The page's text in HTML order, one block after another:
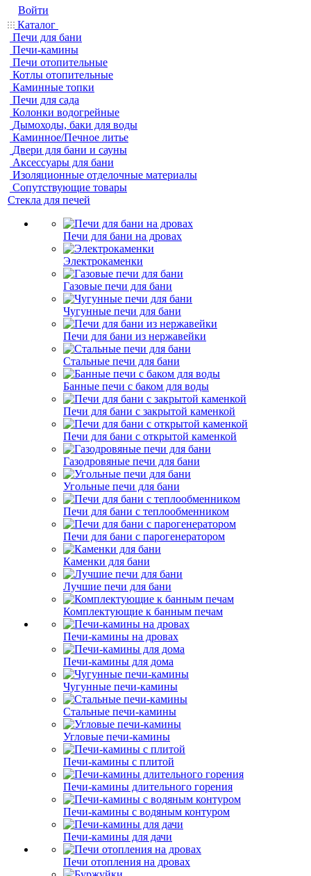
Войти
Каталог
Печи для бани
Печи-камины
Печи отопительные
Котлы отопительные
Каминные топки
Печи для сада
Колонки водогрейные
Дымоходы, баки для воды
Каминное/Печное литье
Двери для бани и сауны
Аксессуары для бани
Изоляционные отделочные материалы
Сопутствующие товары
Стекла для печей
Печи для бани на дровах
Электрокаменки
Газовые печи для бани
Чугунные печи для бани
Печи для бани из нержавейки
Стальные печи для бани
Банные печи с баком для воды
Печи для бани с закрытой каменкой
Печи для бани с открытой каменкой
Газодровяные печи для бани
Угольные печи для бани
Печи для бани с теплообменником
Печи для бани с парогенератором
Каменки для бани
Лучшие печи для бани
Комплектующие к банным печам
Печи-камины на дровах
Печи-камины для дома
Чугунные печи-камины
Стальные печи-камины
Угловые печи-камины
Печи-камины с плитой
Печи-камины длительного горения
Печи-камины с водяным контуром
Печи-камины для дачи
Печи отопления на дровах